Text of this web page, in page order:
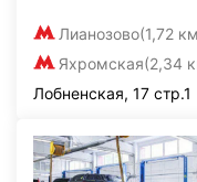
Лианозово(1,72
Яхромская(2,34
Лобненская, 17 стр.1